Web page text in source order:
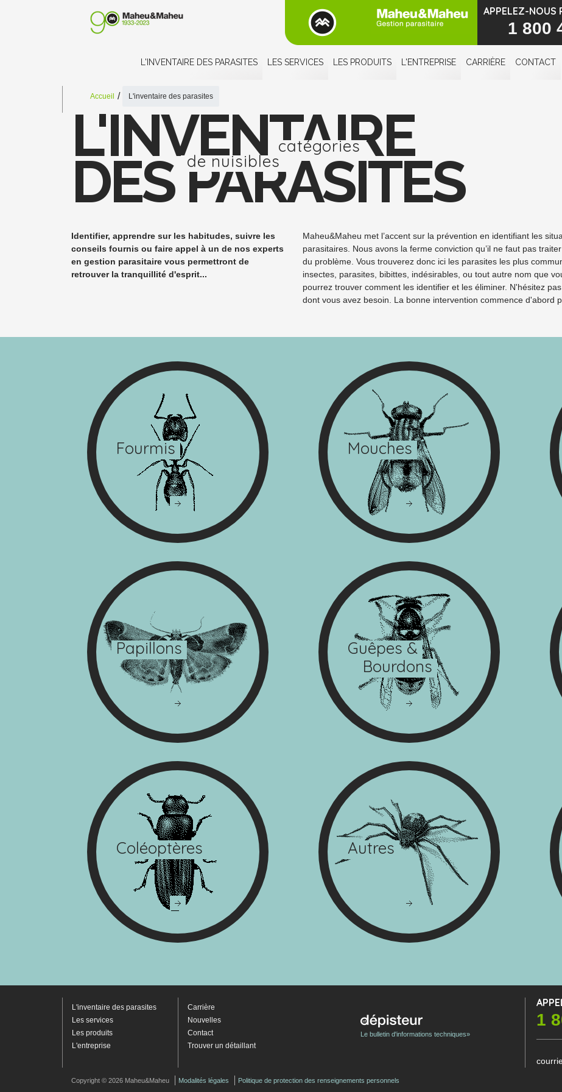
APPELEZ-NOUS
1 800
L'INVENTAIRE DES PARASITES LES SERVICES LES PRODUITS L'ENTREPRISE CARRIÈRE CONTACT
Accueil L'inventaire des parasites
L'INVENTAIRE
DES PARASITES
catégories
de nuisibles
Identifier, apprendre sur les habitudes, suivre les
conseils fournis ou faire appel à un de nos experts
en gestion parasitaire vous permettront de
retrouver la tranquillité d'esprit...
Maheu&Maheu met l’accent sur la prévention en identifiant les
parasitaires. Nous avons la ferme conviction qu’il ne faut pas
du problème. Vous trouverez donc ici les parasites les plus
insectes, parasites, bibittes, indésirables, ou tout autre nom que
pourrez trouver comment les identifier et les éliminer. N'hésitez
dont vous avez besoin. La bonne intervention commence d'abord
Fourmis Mouches
Papillons
Guêpes &
Bourdons
Coléoptères Autres
L'inventaire des parasites
Les services
Les produits
L'entreprise
Carrière
Nouvelles
Contact
Trouver un détaillant
Le bulletin d'informations techniques»
1
Copyright © 2026 Maheu&Maheu Modalités légales Politique de protection des renseignements personnels